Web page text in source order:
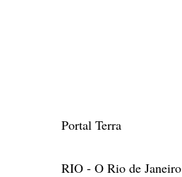
Portal Terra
RIO - O Rio de